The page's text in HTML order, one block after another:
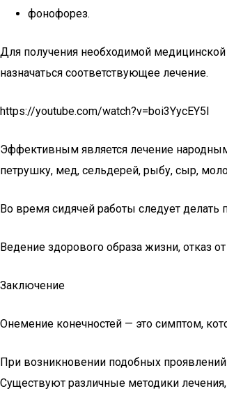
фонофорез.
Для получения необходимой медицинской
назначаться соответствующее лечение.
https://youtube.com/watch?v=boi3YycEY5I
Эффективным является лечение
петрушку, мед, сельдерей, рыбу, сыр,
Во время сидячей работы следует
Ведение здорового образа жизни, отказ
Заключение
Онемение конечностей — это симптом,
При возникновении подобных проявлений
Существуют различные методики